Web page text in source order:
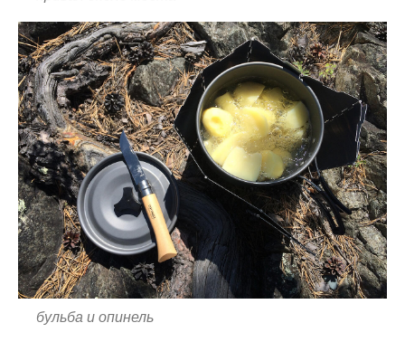
бульба и опинель